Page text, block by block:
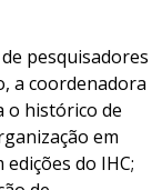
pesquisadores
a coordenadora
o histórico de
em
do IHC;